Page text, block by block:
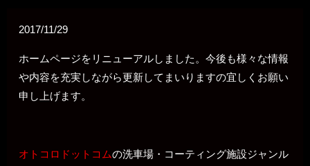
2017/11/29
ホームページをリニューアルしました。今後も様々な情報
や内容を充実しながら更新してまいりますの宜しくお願い
申し上げます。
オトコロドットコムの洗車場・コーティング施設ジャンル